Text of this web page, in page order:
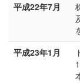
平成22年7月
平成23年1月